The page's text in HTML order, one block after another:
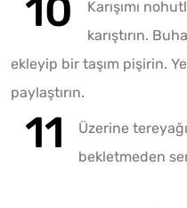
Karışımı
karıştırın.
ekleyip bir taşım pişirin.
paylaştırın.
Üzerine
bekletmeden